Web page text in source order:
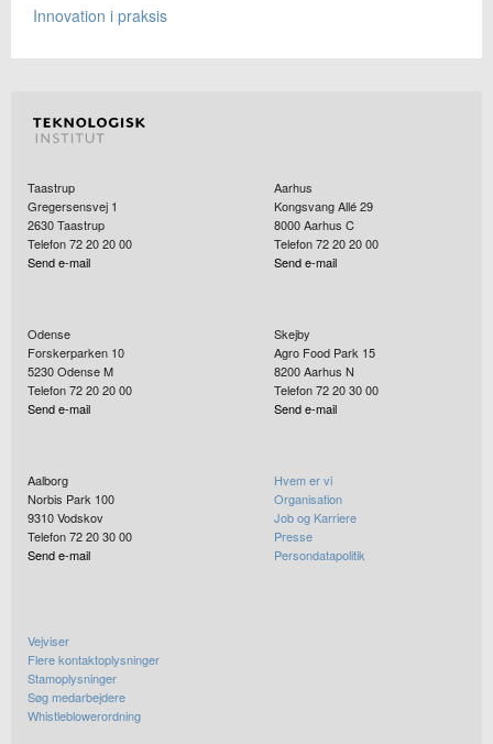
Innovation i praksis
Taastrup
Gregersensvej 1
2630Taastrup
Telefon 72 20 20 00
Send e-mail
Aarhus
Kongsvang Allé 29
8000Aarhus C
Telefon 72 20 20 00
Send e-mail
Odense
Forskerparken 10
5230Odense M
Telefon 72 20 20 00
Send e-mail
Skejby
Agro Food Park 15
8200Aarhus N
Telefon 72 20 30 00
Send e-mail
Aalborg
Norbis Park 100
9310Vodskov
Telefon 72 20 30 00
Send e-mail
Hvem er vi
Organisation
Job og Karriere
Presse
Persondatapolitik
Vejviser
Flere kontaktoplysninger
Stamoplysninger
Søg medarbejdere
Whistleblowerordning